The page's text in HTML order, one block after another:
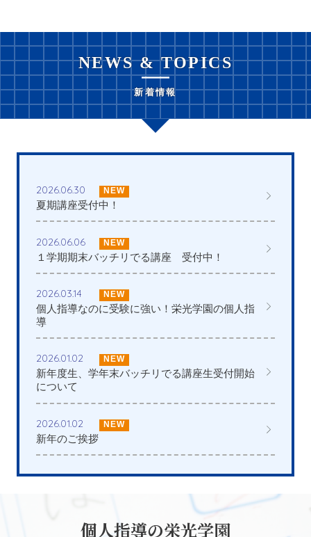
NEWS & TOPICS
新着情報
2026.06.30 NEW
夏期講座受付中！
2026.06.06 NEW
１学期期末バッチリでる講座 受付中！
2026.03.14 NEW
個人指導なのに受験に強い！栄光学園の個人指
導
2026.01.02 NEW
新年度生、学年末バッチリでる講座生受付開始
について
2026.01.02 NEW
新年のご挨拶
個人指導の栄光学園